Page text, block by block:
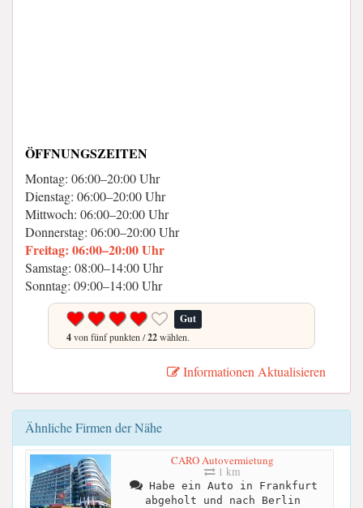
ÖFFNUNGSZEITEN
Montag: 06:00–20:00 Uhr
Dienstag: 06:00–20:00 Uhr
Mittwoch: 06:00–20:00 Uhr
Donnerstag: 06:00–20:00 Uhr
Freitag: 06:00–20:00 Uhr
Samstag: 08:00–14:00 Uhr
Sonntag: 09:00–14:00 Uhr
Gut
4von fünf punkten /22wählen.
Informationen Aktualisieren
Ähnliche Firmen der Nähe
CARO Autovermietung
1 km
Habe ein Auto in Frankfurt
abgeholt und nach Berlin